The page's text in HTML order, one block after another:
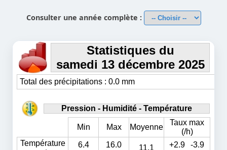
Consulter une année complète :